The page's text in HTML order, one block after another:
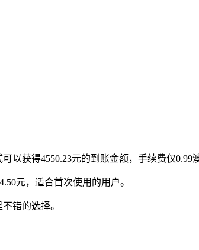
以获得4550.23元的到账金额，手续费仅0.99
元，适合首次使用的用户。
错的选择。